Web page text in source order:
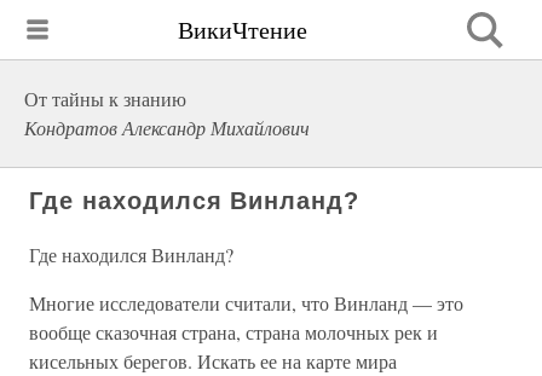
ВикиЧтение
От тайны к знанию
Кондратов Александр Михайлович
Где находился Винланд?
Где находился Винланд?
Многие исследователи считали, что Винланд — это
вообще сказочная страна, страна молочных рек и
кисельных берегов. Искать ее на карте мира